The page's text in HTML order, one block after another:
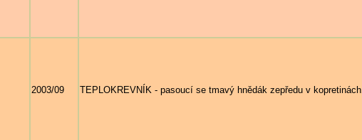
2003/09 TEPLOKREVNÍK - pasoucí se tmavý hnědák zepředu v kopretinách.